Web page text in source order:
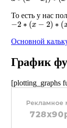
То есть у нас
−2∗(x−2)∗(x−
Основной
График
[plotting_graphs